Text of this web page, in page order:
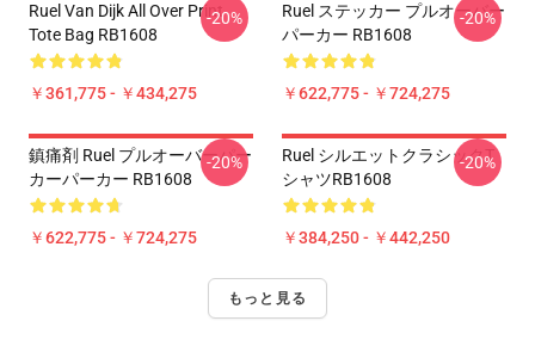
Ruel Van Dijk All Over Print
Tote Bag RB1608
￥361,775 - ￥434,275
-20%
Ruel ステッカー プルオーバー
パーカー RB1608
￥622,775 - ￥724,275
-20%
鎮痛剤 Ruel プルオーバーパー
カーパーカー RB1608
￥622,775 - ￥724,275
-20%
Ruel シルエットクラシックT
シャツRB1608
￥384,250 - ￥442,250
-20%
もっと見る